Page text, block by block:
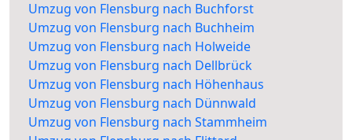
Umzug von Flensburg nach Buchforst
Umzug von Flensburg nach Buchheim
Umzug von Flensburg nach Holweide
Umzug von Flensburg nach Dellbrück
Umzug von Flensburg nach Höhenhaus
Umzug von Flensburg nach Dünnwald
Umzug von Flensburg nach Stammheim